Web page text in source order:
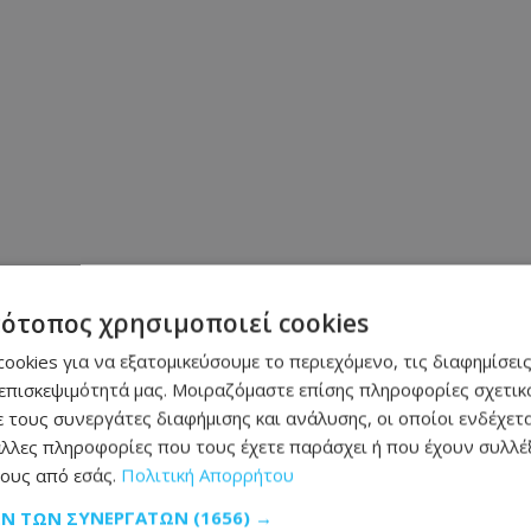
Μοιράσου αυτό το άρθρο
χρησιμοποιεί cookies
για να εξατομικεύσουμε το περιεχόμενο, τις
μας. Μοιραζόμαστε επίσης πληροφορίες
συνεργάτες διαφήμισης και ανάλυσης, οι οποίοι
πληροφορίες που τους έχετε παράσχει ή που έχουν
από εσάς. Πολιτική Απορρήτου
ΤΩΝ ΣΥΝΕΡΓΑΤΏΝ (1656) →